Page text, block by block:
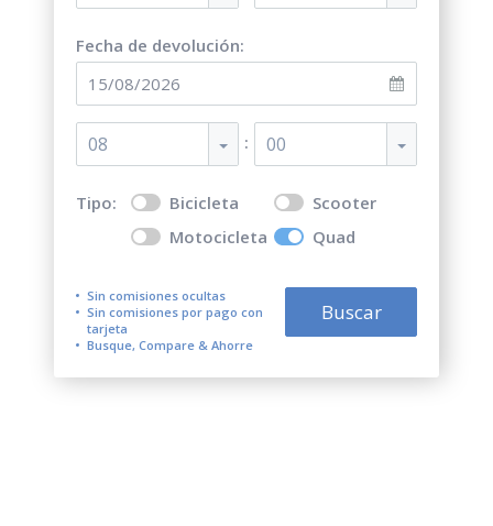
Fecha de devolución:
08 : 00
Tipo: Bicicleta
Scooter
Motocicleta
Quad
Sin comisiones ocultas
Sin comisiones por pago con
tarjeta
Busque, Compare & Ahorre
Buscar